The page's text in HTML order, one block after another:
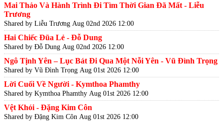
Mai Thảo Và Hành Trình Đi Tìm Thời Gian Đã Mất - Liễu
Trương
Shared by Liễu Trương Aug 02nd 2026 12:00
Hai Chiếc Đũa Lẻ - Đỗ Dung
Shared by Đỗ Dung Aug 02nd 2026 12:00
Ngô Tịnh Yên – Lục Bát Đi Qua Một Nỗi Yên - Vũ Đình Trọng
Shared by Vũ Đình Trọng Aug 01st 2026 12:00
Lời Cuối Về Người - Kymthoa Phamthy
Shared by Kymthoa Phamthy Aug 01st 2026 12:00
Vệt Khói - Đặng Kim Côn
Shared by Đặng Kim Côn Aug 01st 2026 12:00